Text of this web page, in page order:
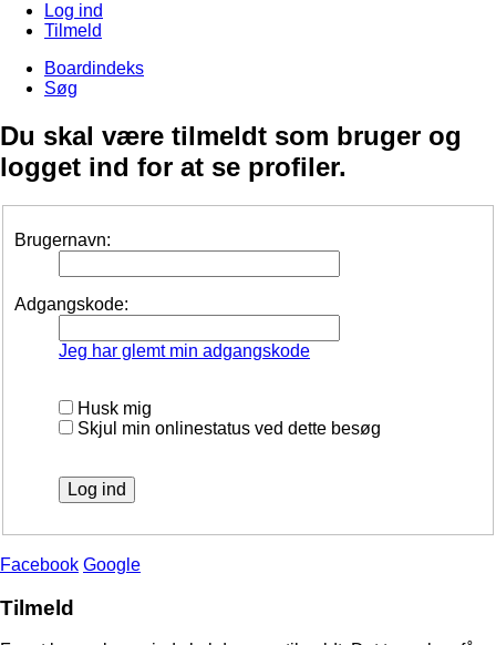
Log ind
Tilmeld
Boardindeks
Søg
Du skal være tilmeldt som bruger og
logget ind for at se profiler.
Brugernavn:
Adgangskode:
Jeg har glemt min adgangskode
Husk mig
Skjul min onlinestatus ved dette besøg
Facebook Google
Tilmeld